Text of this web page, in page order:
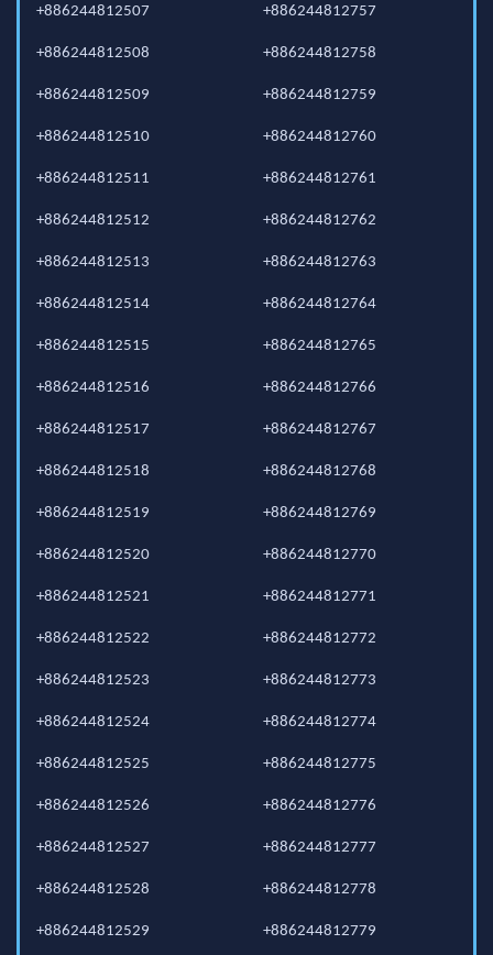
+886244812507
+886244812508
+886244812509
+886244812510
+886244812511
+886244812512
+886244812513
+886244812514
+886244812515
+886244812516
+886244812517
+886244812518
+886244812519
+886244812520
+886244812521
+886244812522
+886244812523
+886244812524
+886244812525
+886244812526
+886244812527
+886244812528
+886244812529
+886244812757
+886244812758
+886244812759
+886244812760
+886244812761
+886244812762
+886244812763
+886244812764
+886244812765
+886244812766
+886244812767
+886244812768
+886244812769
+886244812770
+886244812771
+886244812772
+886244812773
+886244812774
+886244812775
+886244812776
+886244812777
+886244812778
+886244812779